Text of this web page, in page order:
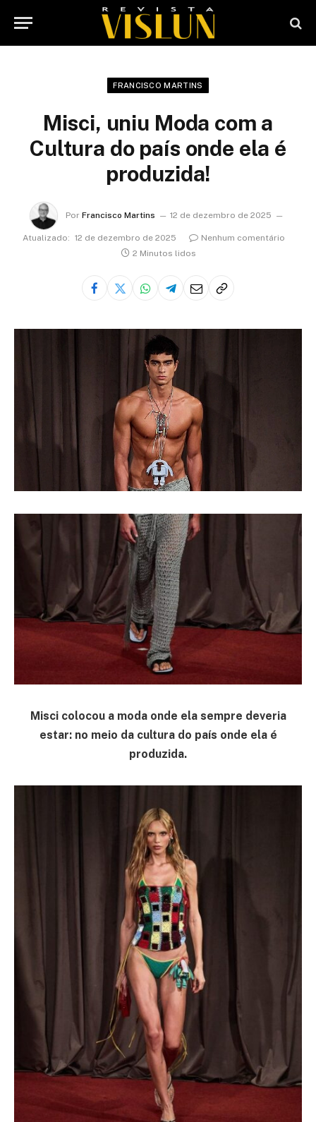
FRANCISCO MARTINS
Misci, uniu Moda com a
Cultura do país onde ela é
produzida!
Por Francisco Martins 12 de dezembro de 2025
Atualizado: 12 de dezembro de 2025
Nenhum comentário
2 Minutos lidos
Misci colocou a moda onde ela sempre deveria
estar: no meio da cultura do país onde ela é
produzida.